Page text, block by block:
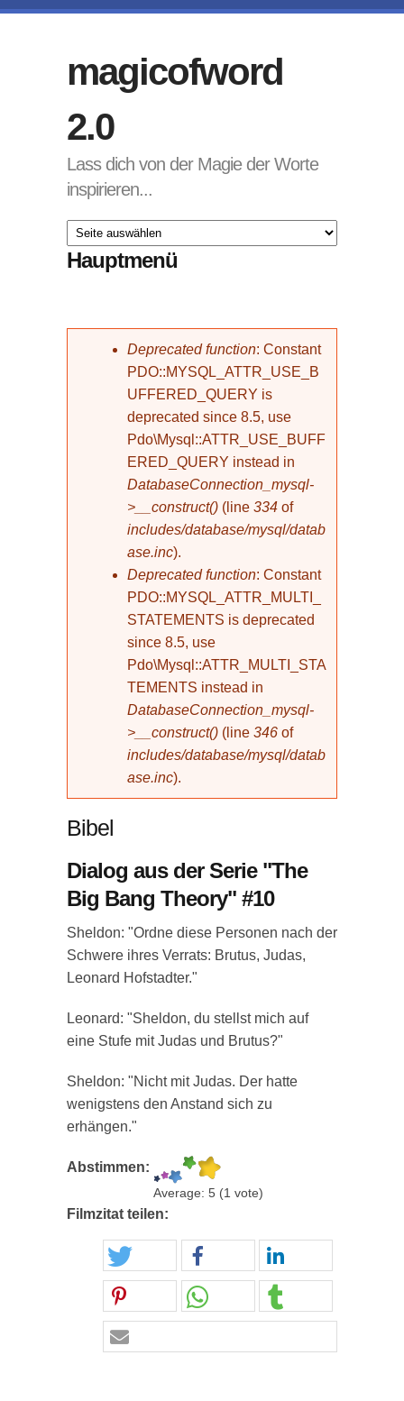
magicofword
2.0
Lass dich von der Magie der Worte
inspirieren...
Hauptmenü
Fehlermeldung
Deprecated function: Constant
PDO::MYSQL_ATTR_USE_B
UFFERED_QUERY is
deprecated since 8.5, use
Pdo\Mysql::ATTR_USE_BUFF
ERED_QUERY instead in
DatabaseConnection_mysql-
>__construct() (line 334 of
includes/database/mysql/datab
ase.inc).
Deprecated function: Constant
PDO::MYSQL_ATTR_MULTI_
STATEMENTS is deprecated
since 8.5, use
Pdo\Mysql::ATTR_MULTI_STA
TEMENTS instead in
DatabaseConnection_mysql-
>__construct() (line 346 of
includes/database/mysql/datab
ase.inc).
Bibel
Dialog aus der Serie "The
Big Bang Theory" #10
Sheldon: "Ordne diese Personen nach der
Schwere ihres Verrats: Brutus, Judas,
Leonard Hofstadter."
Leonard: "Sheldon, du stellst mich auf
eine Stufe mit Judas und Brutus?"
Sheldon: "Nicht mit Judas. Der hatte
wenigstens den Anstand sich zu
erhängen."
Abstimmen:
Average: 5 (1 vote)
Filmzitat teilen: